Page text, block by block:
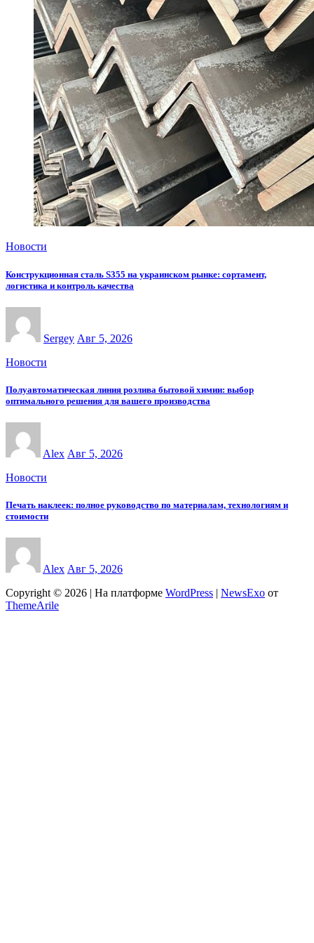
Новости
Конструкционная сталь S355 на украинском рынке: сортамент,
логистика и контроль качества
Sergey Авг 5, 2026
Новости
Полуавтоматическая линия розлива бытовой химии: выбор
оптимального решения для вашего производства
Alex Авг 5, 2026
Новости
Печать наклеек: полное руководство по материалам, технологиям и
стоимости
Alex Авг 5, 2026
Copyright © 2026 | На платформе WordPress NewsExo от
ThemeArile